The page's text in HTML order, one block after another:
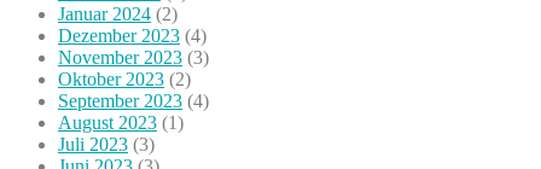
Januar 2024 (2)
Dezember 2023 (4)
November 2023 (3)
Oktober 2023 (2)
September 2023 (4)
August 2023 (1)
Juli 2023 (3)